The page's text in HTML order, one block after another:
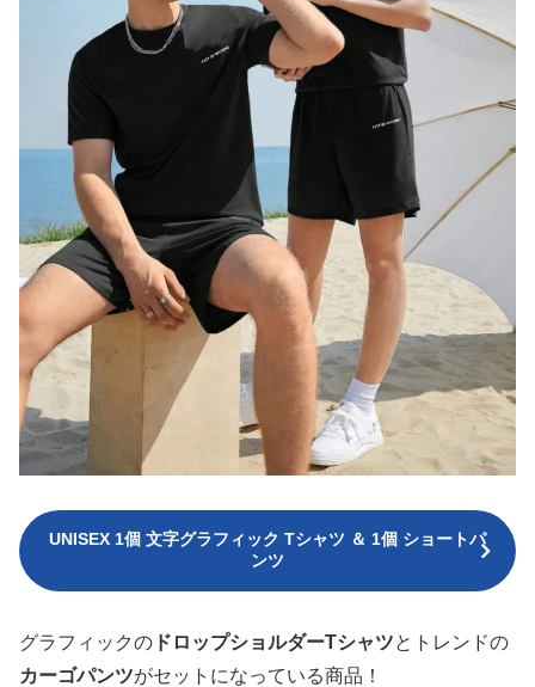
UNISEX 1個 文字グラフィック Tシャツ ＆ 1個 ショートパ
ンツ
グラフィックの ドロップショルダーTシャツとトレンドの
カーゴパンツがセットになっている商品！